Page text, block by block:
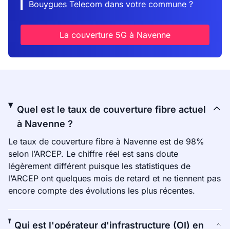
Bouygues Telecom dans votre commune ?
La couverture 5G à Navenne
Quel est le taux de couverture fibre actuel
à Navenne ?
Le taux de couverture fibre à Navenne est de 98%
selon l’ARCEP. Le chiffre réel est sans doute
légèrement différent puisque les statistiques de
l’ARCEP ont quelques mois de retard et ne tiennent pas
encore compte des évolutions les plus récentes.
Qui est l'opérateur d'infrastructure (OI) en